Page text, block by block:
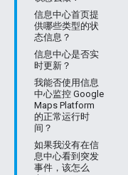
信息中心首页提
供哪些类型的状
态信息？
信息中心是否实
时更新？
我能否使用信息
中心监控 Google
Maps Platform
的正常运行时
间？
如果我没有在信
息中心看到突发
事件，该怎么